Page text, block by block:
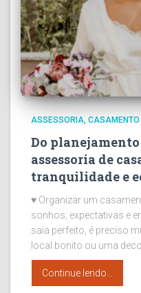
ASSESSORIA CASAMENTO
Do planejamento
assessoria de
tranquilidade e
♥ Organizar um
sonhos, expectativas e
saia perfeito, é preciso
local bonito ou uma
Continue lendo...